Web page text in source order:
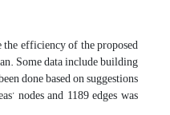
efficiency of the proposed
Some data include building
done based on suggestions
nodes and 1189 edges was